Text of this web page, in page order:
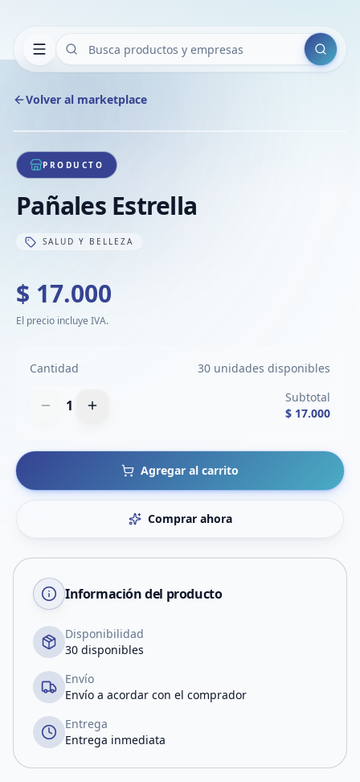
Buscar
Volver al marketplace
1/1
PRODUCTO
Pañales Estrella
SALUD Y BELLEZA
$ 17.000
El precio incluye IVA.
Cantidad 30 unidades disponibles
1
Subtotal
$ 17.000
Agregar al carrito
Comprar ahora
Información del producto
Disponibilidad
30 disponibles
Envío
Envío a acordar con el comprador
Entrega
Entrega inmediata